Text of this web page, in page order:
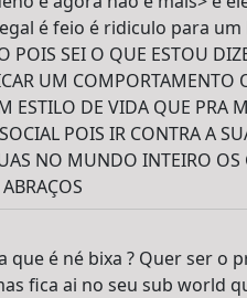
é feio é ridiculo para
POIS SEI O QUE ESTOU
UM
ESTILO DE VIDA QUE
POIS IR CONTRA A
NO MUNDO INTEIRO
que é né bixa ? Quer ser o
fica ai no seu sub world